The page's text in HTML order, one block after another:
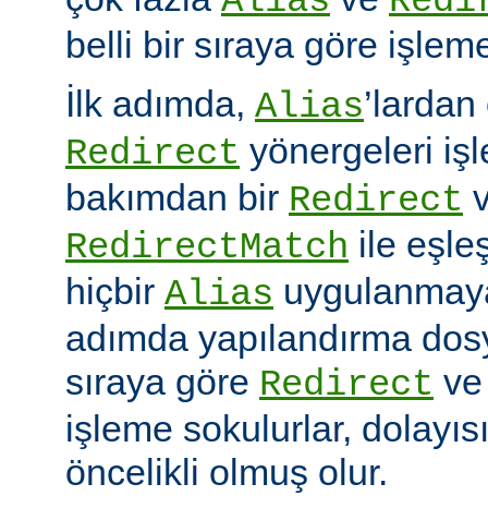
belli bir sıraya göre
İlk adımda, Alias
Redirect yönergeleri
bakımdan bir Redirect
RedirectMatch ile
hiçbir Alias
adımda yapılandırma
sıraya göre Redirect
işleme sokulurlar,
öncelikli olmuş olur.